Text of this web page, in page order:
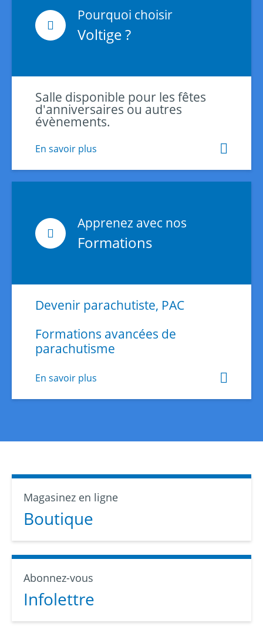
Pourquoi choisir
Voltige ?
Salle disponible pour les fêtes
d'anniversaires ou autres
évènements.
En savoir plus
Apprenez avec nos
Formations
Devenir parachutiste, PAC
Formations avancées de
parachutisme
En savoir plus
Magasinez en ligne
Boutique
Abonnez-vous
Infolettre